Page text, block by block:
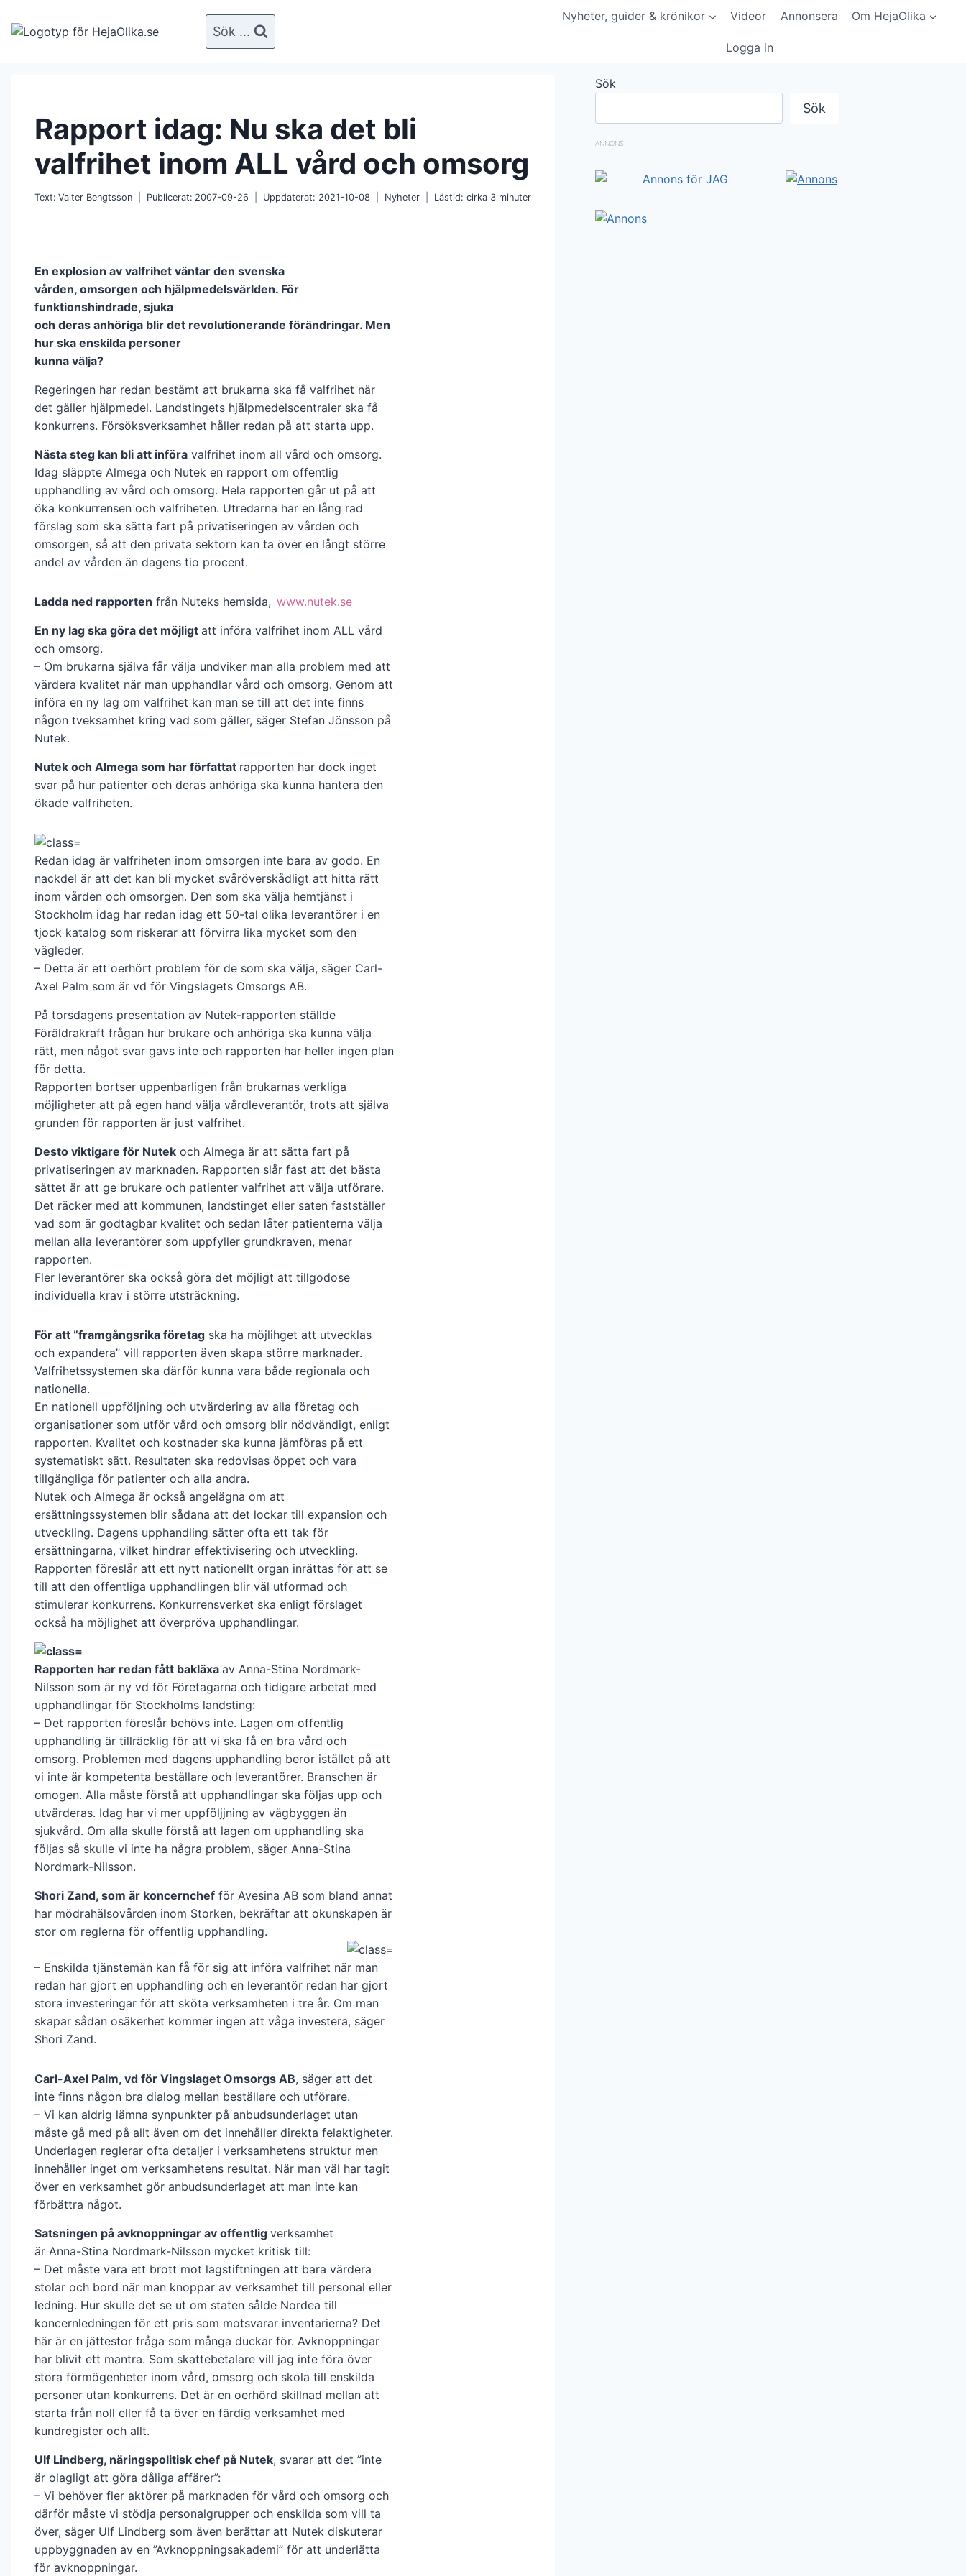
Sök ...
Nyheter, guider & krönikor Videor Annonsera Om HejaOlika
Logga in
Rapport idag: Nu ska det bli
valfrihet inom ALL vård och omsorg
Text: Valter Bengtsson Publicerat: 2007-09-26 Uppdaterat: 2021-10-08 Nyheter Lästid: cirka 3 minuter
En explosion av valfrihet väntar den svenska
vården, omsorgen och hjälpmedelsvärlden. För
funktionshindrade, sjuka
och deras anhöriga blir det revolutionerande förändringar. Men
hur ska enskilda personer
kunna välja?
Regeringen har redan bestämt att brukarna ska få valfrihet när
det gäller hjälpmedel. Landstingets hjälpmedelscentraler ska få
konkurrens. Försöksverksamhet håller redan på att starta upp.
Nästa steg kan bli att införa valfrihet inom all vård och omsorg.
Idag släppte Almega och Nutek en rapport om offentlig
upphandling av vård och omsorg. Hela rapporten går ut på att
öka konkurrensen och valfriheten. Utredarna har en lång rad
förslag som ska sätta fart på privatiseringen av vården och
omsorgen, så att den privata sektorn kan ta över en långt större
andel av vården än dagens tio procent.
Ladda ned rapporten från Nuteks hemsida, www.nutek.se
En ny lag ska göra det möjligt att införa valfrihet inom ALL vård
och omsorg.
– Om brukarna själva får välja undviker man alla problem med att
värdera kvalitet när man upphandlar vård och omsorg. Genom att
införa en ny lag om valfrihet kan man se till att det inte finns
någon tveksamhet kring vad som gäller, säger Stefan Jönsson på
Nutek.
Nutek och Almega som har författat rapporten har dock inget
svar på hur patienter och deras anhöriga ska kunna hantera den
ökade valfriheten.
Redan idag är valfriheten inom omsorgen inte bara av godo. En
nackdel är att det kan bli mycket svåröverskådligt att hitta rätt
inom vården och omsorgen. Den som ska välja hemtjänst i
Stockholm idag har redan idag ett 50-tal olika leverantörer i en
tjock katalog som riskerar att förvirra lika mycket som den
vägleder.
– Detta är ett oerhört problem för de som ska välja, säger Carl-
Axel Palm som är vd för Vingslagets Omsorgs AB.
På torsdagens presentation av Nutek-rapporten ställde
Föräldrakraft frågan hur brukare och anhöriga ska kunna välja
rätt, men något svar gavs inte och rapporten har heller ingen plan
för detta.
Rapporten bortser uppenbarligen från brukarnas verkliga
möjligheter att på egen hand välja vårdleverantör, trots att själva
grunden för rapporten är just valfrihet.
Desto viktigare för Nutek och Almega är att sätta fart på
privatiseringen av marknaden. Rapporten slår fast att det bästa
sättet är att ge brukare och patienter valfrihet att välja utförare.
Det räcker med att kommunen, landstinget eller saten fastställer
vad som är godtagbar kvalitet och sedan låter patienterna välja
mellan alla leverantörer som uppfyller grundkraven, menar
rapporten.
Fler leverantörer ska också göra det möjligt att tillgodose
individuella krav i större utsträckning.
För att ”framgångsrika företag ska ha möjlihget att utvecklas
och expandera” vill rapporten även skapa större marknader.
Valfrihetssystemen ska därför kunna vara både regionala och
nationella.
En nationell uppföljning och utvärdering av alla företag och
organisationer som utför vård och omsorg blir nödvändigt, enligt
rapporten. Kvalitet och kostnader ska kunna jämföras på ett
systematiskt sätt. Resultaten ska redovisas öppet och vara
tillgängliga för patienter och alla andra.
Nutek och Almega är också angelägna om att
ersättningssystemen blir sådana att det lockar till expansion och
utveckling. Dagens upphandling sätter ofta ett tak för
ersättningarna, vilket hindrar effektivisering och utveckling.
Rapporten föreslår att ett nytt nationellt organ inrättas för att se
till att den offentliga upphandlingen blir väl utformad och
stimulerar konkurrens. Konkurrensverket ska enligt förslaget
också ha möjlighet att överpröva upphandlingar.
Rapporten har redan fått bakläxa av Anna-Stina Nordmark-
Nilsson som är ny vd för Företagarna och tidigare arbetat med
upphandlingar för Stockholms landsting:
– Det rapporten föreslår behövs inte. Lagen om offentlig
upphandling är tillräcklig för att vi ska få en bra vård och
omsorg. Problemen med dagens upphandling beror istället på att
vi inte är kompetenta beställare och leverantörer. Branschen är
omogen. Alla måste förstå att upphandlingar ska följas upp och
utvärderas. Idag har vi mer uppföljjning av vägbyggen än
sjukvård. Om alla skulle förstå att lagen om upphandling ska
följas så skulle vi inte ha några problem, säger Anna-Stina
Nordmark-Nilsson.
Shori Zand, som är koncernchef för Avesina AB som bland annat
har mödrahälsovården inom Storken, bekräftar att okunskapen är
stor om reglerna för offentlig upphandling.
– Enskilda tjänstemän kan få för sig att införa valfrihet när man
redan har gjort en upphandling och en leverantör redan har gjort
stora investeringar för att sköta verksamheten i tre år. Om man
skapar sådan osäkerhet kommer ingen att våga investera, säger
Shori Zand.
Carl-Axel Palm, vd för Vingslaget Omsorgs AB, säger att det
inte finns någon bra dialog mellan beställare och utförare.
– Vi kan aldrig lämna synpunkter på anbudsunderlaget utan
måste gå med på allt även om det innehåller direkta felaktigheter.
Underlagen reglerar ofta detaljer i verksamhetens struktur men
innehåller inget om verksamhetens resultat. När man väl har tagit
över en verksamhet gör anbudsunderlaget att man inte kan
förbättra något.
Satsningen på avknoppningar av offentlig verksamhet
är Anna-Stina Nordmark-Nilsson mycket kritisk till:
– Det måste vara ett brott mot lagstiftningen att bara värdera
stolar och bord när man knoppar av verksamhet till personal eller
ledning. Hur skulle det se ut om staten sålde Nordea till
koncernledningen för ett pris som motsvarar inventarierna? Det
här är en jättestor fråga som många duckar för. Avknoppningar
har blivit ett mantra. Som skattebetalare vill jag inte föra över
stora förmögenheter inom vård, omsorg och skola till enskilda
personer utan konkurrens. Det är en oerhörd skillnad mellan att
starta från noll eller få ta över en färdig verksamhet med
kundregister och allt.
Ulf Lindberg, näringspolitisk chef på Nutek, svarar att det ”inte
är olagligt att göra dåliga affärer”:
– Vi behöver fler aktörer på marknaden för vård och omsorg och
därför måste vi stödja personalgrupper och enskilda som vill ta
över, säger Ulf Lindberg som även berättar att Nutek diskuterar
uppbyggnaden av en ”Avknoppningsakademi” för att underlätta
för avknoppningar.
Sök
Sök
ANNONS